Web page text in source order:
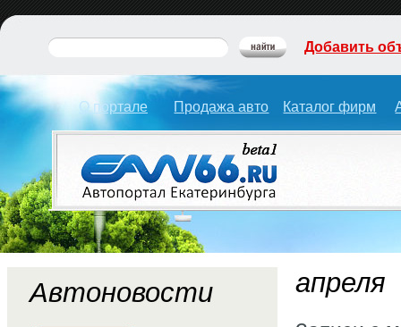
О портале Продажа авто Каталог фирм
Добавить
апреля
Автоновости